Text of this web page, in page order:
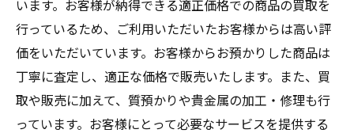
います。お客様が納得できる適正価格での商品の買取を
行っているため、ご利用いただいたお客様からは高い評
価をいただいています。お客様からお預かりした商品は
丁寧に査定し、適正な価格で販売いたします。また、買
取や販売に加えて、質預かりや貴金属の加工・修理も行
っています。お客様にとって必要なサービスを提供する